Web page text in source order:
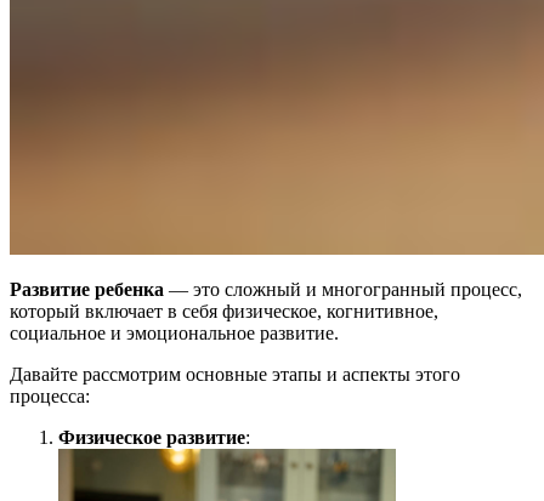
Развитие ребенка — это сложный и многогранный процесс,
который включает в себя физическое, когнитивное,
социальное и эмоциональное развитие.
Давайте рассмотрим основные этапы и аспекты этого
процесса:
Физическое развитие: